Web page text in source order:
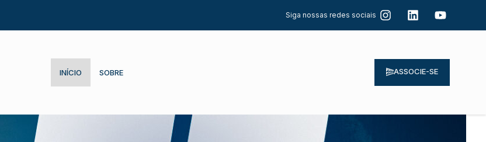
Siga nossas redes sociais
INÍCIO SOBRE ASSOCIE-SE